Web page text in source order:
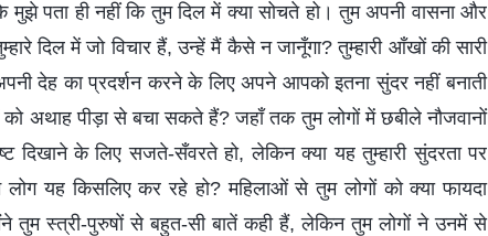
मुझे पता ही नहीं कि तुम दिल में क्या सोचते हो। तुम अपनी वासना और
दिल में जो विचार हैं, उन्हें मैं कैसे न जानूँगा? तुम्हारी आँखों की सारी
देह का प्रदर्शन करने के लिए अपने आपको इतना सुंदर नहीं बनाती
को अथाह पीड़ा से बचा सकते हैं? जहाँ तक तुम लोगों में छबीले नौजवानों
के लिए सजते-सँवरते हो, लेकिन क्या यह तुम्हारी सुंदरता पर
यह किसलिए कर रहे हो? महिलाओं से तुम लोगों को क्या फायदा
तुम स्त्री-पुरुषों से बहुत-सी बातें कही हैं, लेकिन तुम लोगों ने उनमें से